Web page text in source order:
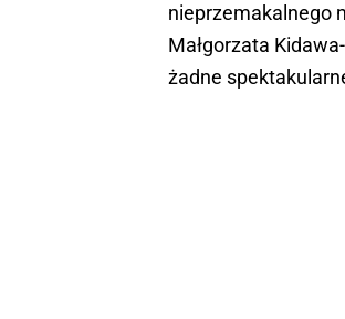
nieprzemakalnego
Małgorzata
żadne